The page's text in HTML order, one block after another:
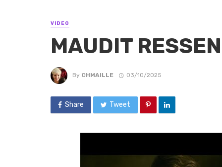
VIDEO
MAUDIT
By CHMAILLE 03/10/2025
Share Tweet